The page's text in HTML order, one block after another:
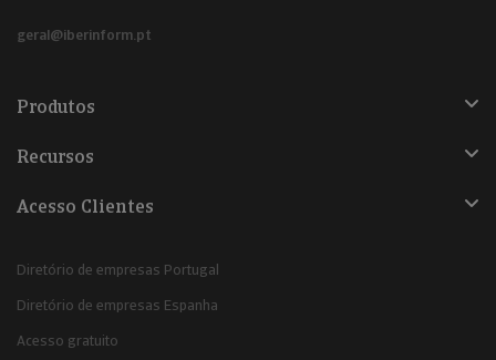
geral@iberinform.pt
Produtos
Recursos
Acesso Clientes
Diretório de empresas Portugal
Diretório de empresas Espanha
Acesso gratuito